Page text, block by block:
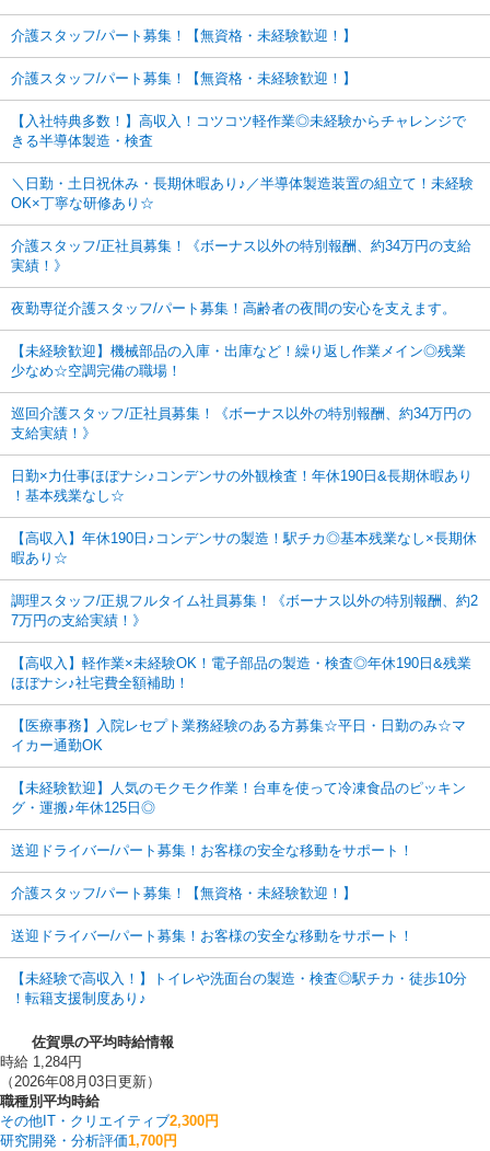
介護スタッフ/パート募集！【無資格・未経験歓迎！】
介護スタッフ/パート募集！【無資格・未経験歓迎！】
【入社特典多数！】高収入！コツコツ軽作業◎未経験からチャレンジで
きる半導体製造・検査
＼日勤・土日祝休み・長期休暇あり♪／半導体製造装置の組立て！未経験
OK×丁寧な研修あり☆
介護スタッフ/正社員募集！《ボーナス以外の特別報酬、約34万円の支給
実績！》
夜勤専従介護スタッフ/パート募集！高齢者の夜間の安心を支えます。
【未経験歓迎】機械部品の入庫・出庫など！繰り返し作業メイン◎残業
少なめ☆空調完備の職場！
巡回介護スタッフ/正社員募集！《ボーナス以外の特別報酬、約34万円の
支給実績！》
日勤×力仕事ほぼナシ♪コンデンサの外観検査！年休190日&長期休暇あり
！基本残業なし☆
【高収入】年休190日♪コンデンサの製造！駅チカ◎基本残業なし×長期休
暇あり☆
調理スタッフ/正規フルタイム社員募集！《ボーナス以外の特別報酬、約2
7万円の支給実績！》
【高収入】軽作業×未経験OK！電子部品の製造・検査◎年休190日&残業
ほぼナシ♪社宅費全額補助！
【医療事務】入院レセプト業務経験のある方募集☆平日・日勤のみ☆マ
イカー通勤OK
【未経験歓迎】人気のモクモク作業！台車を使って冷凍食品のピッキン
グ・運搬♪年休125日◎
送迎ドライバー/パート募集！お客様の安全な移動をサポート！
介護スタッフ/パート募集！【無資格・未経験歓迎！】
送迎ドライバー/パート募集！お客様の安全な移動をサポート！
【未経験で高収入！】トイレや洗面台の製造・検査◎駅チカ・徒歩10分
！転籍支援制度あり♪
佐賀県の平均時給情報
時給 1,284円
（2026年08月03日更新）
職種別平均時給
その他IT・クリエイティブ2,300円
研究開発・分析評価1,700円